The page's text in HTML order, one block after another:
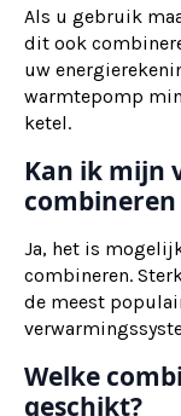
Als u gebruik
dit ook
uw
warmtepomp
ketel.
Kan ik mijn
Ja, het is
combineren.
de meest
Welke
geschikt?